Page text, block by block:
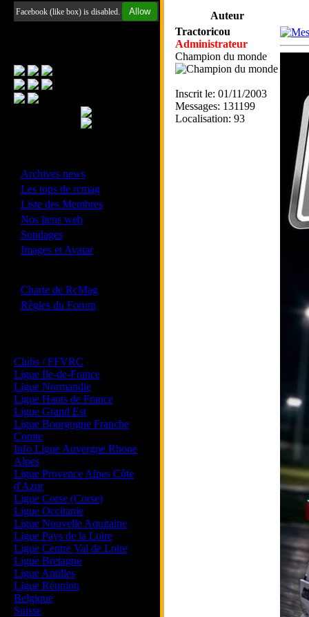
Facebook (like box) is disabled. Allow
Archives news
Les tops de rcmag
Liste des Membres
Nos liens web
Sondages
Images et Avatar
Charte de RcMag
Règles du Forum
Clubs / FFVRC
Ligue Ile-de-France
Ligue Normandie
Ligue Hauts de France
Ligue Grand Est
Ligue Bourgogne Franche
Comte
Info Ligue Auvergne Rhone
Alpes
Ligue Provence Alpes Côte
d'Azur
Ligue Corse (Corse)
Ligue Occitanie
Ligue Nouvelle Aquitaine
Ligue Pays de la Loire
Ligue Centre Val de Loire
Ligue Bretagne
Ligue Antilles
Ligue Réunion
Belgique
Suisse
Auteur
Tractoricou
Administrateur
Champion du monde
Inscrit le: 01/11/2003
Messages: 131199
Localisation: 93